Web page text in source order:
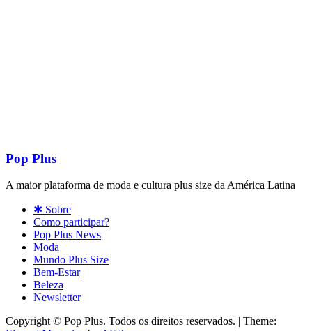
Pop Plus
A maior plataforma de moda e cultura plus size da América Latina
✱ Sobre
Como participar?
Pop Plus News
Moda
Mundo Plus Size
Bem-Estar
Beleza
Newsletter
Copyright © Pop Plus. Todos os direitos reservados. | Theme: